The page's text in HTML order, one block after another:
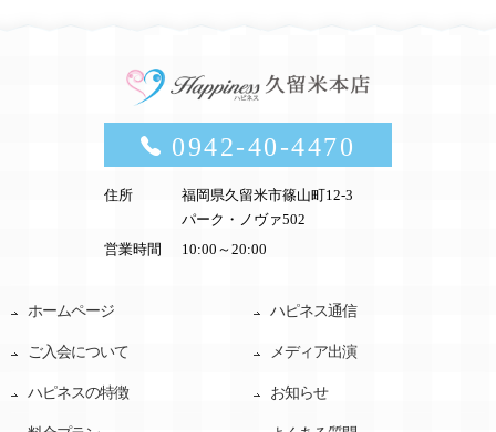
0942-40-4470
住所
福岡県久留米市篠山町12-3
パーク・ノヴァ502
営業時間
10:00～20:00
ホームページ
ご入会について
ハピネスの特徴
ハピネス通信
メディア出演
お知らせ